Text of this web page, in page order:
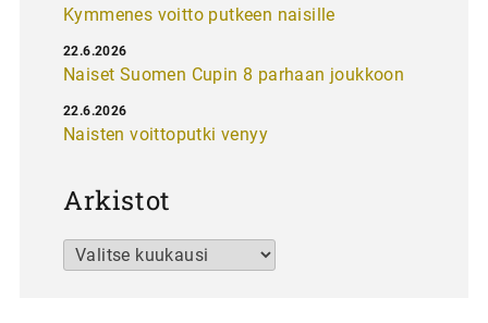
Kymmenes voitto putkeen naisille
Naiset Suomen Cupin 8 parhaan joukkoon
22.6.2026
Naisten voittoputki venyy
22.6.2026
Arkistot
Arkistot